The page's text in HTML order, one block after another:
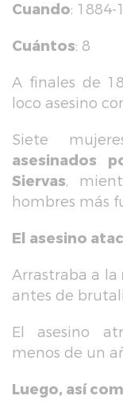
Cuando: 1884-
Cuántos: 8
A finales de
loco asesino
Siete
asesinados
Siervas,
hombres más
El asesino
Arrastraba a la
antes de
El asesino
menos de un
Luego, así